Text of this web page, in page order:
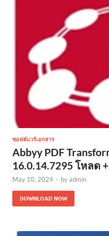
ซอฟต์แวร์เอกสาร
Abbyy PDF
16.0.14.7295 โหลด
May 10, 2024 - byadmin
DOWNLOAD NOW